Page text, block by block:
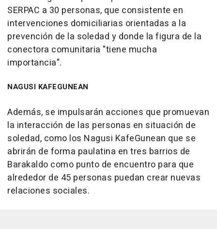
SERPAC a 30 personas, que consistente en
intervenciones domiciliarias orientadas a la
prevención de la soledad y donde la figura de la
conectora comunitaria "tiene mucha
importancia".
NAGUSI KAFEGUNEAN
Además, se impulsarán acciones que promuevan
la interacción de las personas en situación de
soledad, como los Nagusi KafeGunean que se
abrirán de forma paulatina en tres barrios de
Barakaldo como punto de encuentro para que
alrededor de 45 personas puedan crear nuevas
relaciones sociales.